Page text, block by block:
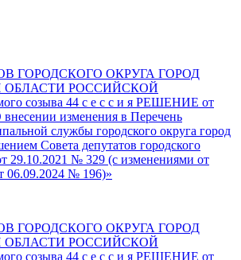
ГОРОДСКОГО ОКРУГА ГОРОД
РОССИЙСКОЙ
созыва 44 с е с с и я РЕШЕНИЕ от
изменения в Перечень
службы городского округа город
Совета депутатов городского
29.10.2021 № 329 (с изменениями от
06.09.2024 № 196)»
ГОРОДСКОГО ОКРУГА ГОРОД
РОССИЙСКОЙ
созыва 44 с е с с и я РЕШЕНИЕ от